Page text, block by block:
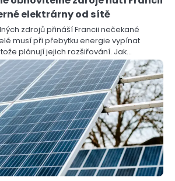
elektrárny od sítě
zdrojů přináší Francii nečekané
musí při přebytku energie vypínat
plánují jejich rozšiřování. Jak…